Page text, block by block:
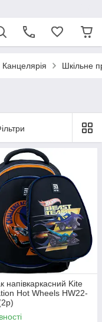
Канцелярія Шкільне
напівкаркасний Kite
Hot Wheels HW22-